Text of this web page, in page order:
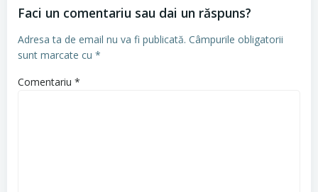
Faci un comentariu sau dai un răspuns?
Adresa ta de email nu va fi publicată. Câmpurile obligatorii
sunt marcate cu *
Comentariu *